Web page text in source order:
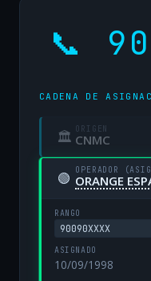
📞
CADENA DE
🏛 ORIGEN
CNMC
🟢 OPERADOR
ORANGE
RANGO
90090XXXX
ASIGNADO
10/09/1998